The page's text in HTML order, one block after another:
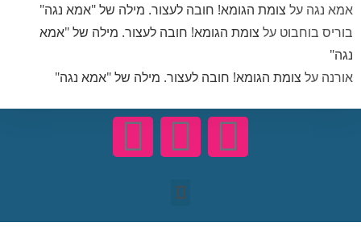
אמא נגהעלצומת הגומא! חובה לעצור. מילה של "אמא נגה"
בוריס בוחבוטעלצומת הגומא! חובה לעצור. מילה של "אמא
נגה"
אורנהעלצומת הגומא! חובה לעצור. מילה של "אמא נגה"